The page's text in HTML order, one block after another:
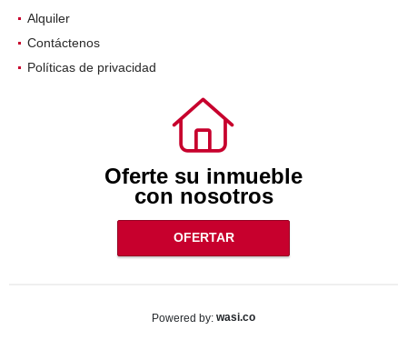
Ventas
Alquiler
Contáctenos
Oferte su inmueble
con nosotros
OFERTAR